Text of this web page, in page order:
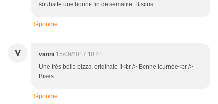
souhaite une bonne fin de semaine. Bisous
Répondre
V vanni 15/09/2017 10:41
Une très belle pizza, originale !!<br /> Bonne journée<br />
Bises.
Répondre